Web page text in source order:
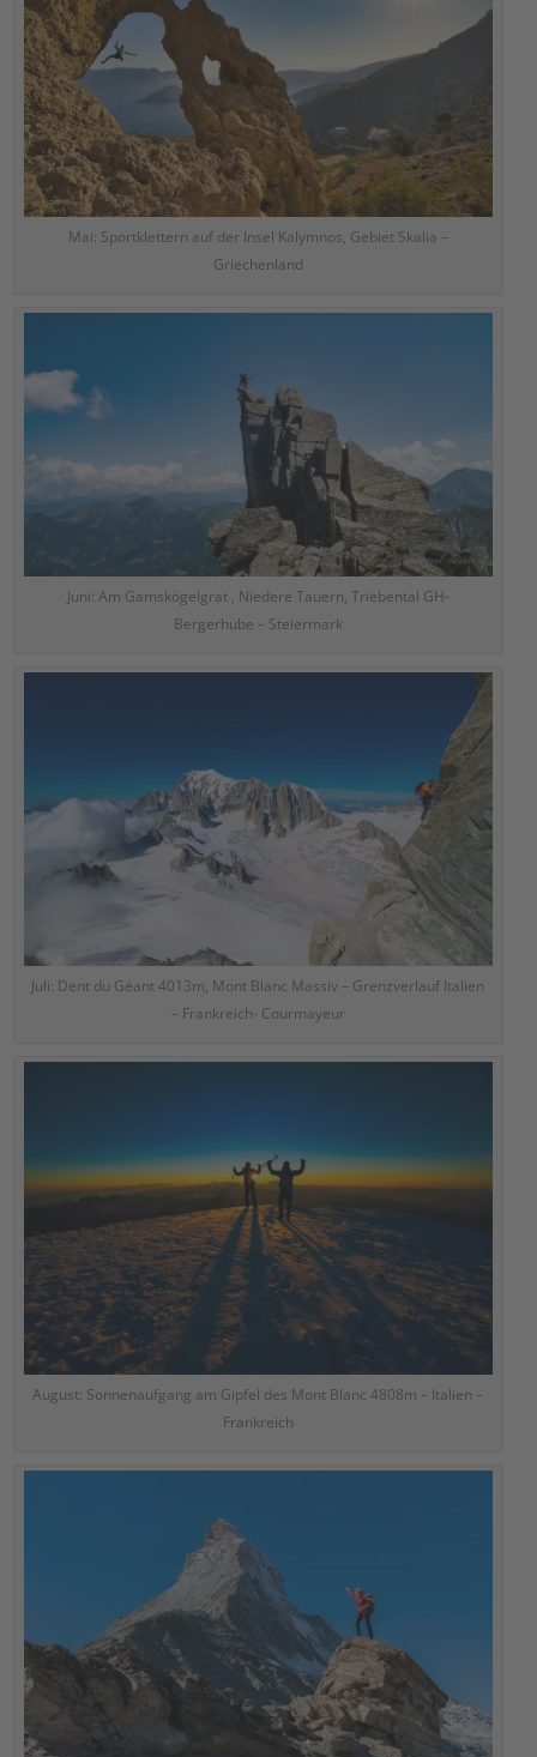
Mai: Sportklettern auf der Insel Kalymnos, Gebiet Skalia –
Griechenland
Juni: Am Gamskögelgrat , Niedere Tauern, Triebental GH-
Bergerhube – Steiermark
Juli: Dent du Géant 4013m, Mont Blanc Massiv – Grenzverlauf Italien
– Frankreich- Courmayeur
August: Sonnenaufgang am Gipfel des Mont Blanc 4808m – Italien –
Frankreich